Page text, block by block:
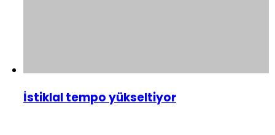
İstiklal tempo yükseltiyor